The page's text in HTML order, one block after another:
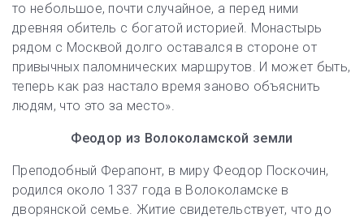
то небольшое, почти случайное, а перед ними
древняя обитель с богатой историей. Монастырь
рядом с Москвой долго оставался в стороне от
привычных паломнических маршрутов. И может быть,
теперь как раз настало время заново объяснить
людям, что это за место».
Феодор из Волоколамской земли
Преподобный Ферапонт, в миру Феодор Поскочин,
родился около 1337 года в Волоколамске в
дворянской семье. Житие свидетельствует, что до